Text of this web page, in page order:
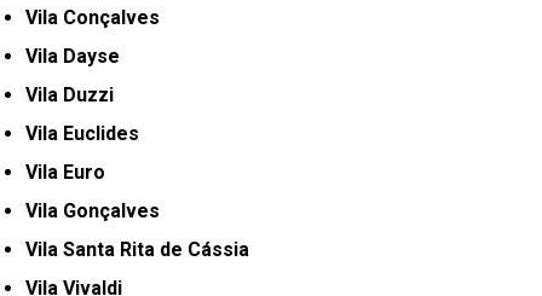
Vila Conçalves
Vila Dayse
Vila Duzzi
Vila Euclides
Vila Euro
Vila Gonçalves
Vila Santa Rita de Cássia
Vila Vivaldi